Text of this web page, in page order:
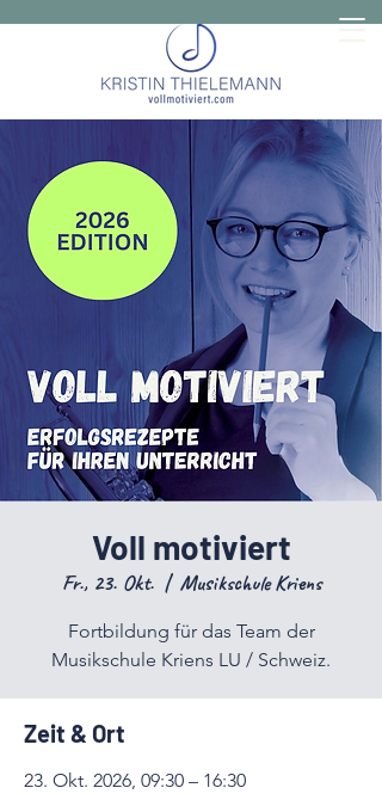
Voll motiviert
Fr., 23. Okt.
  |
Musikschule Kriens
Fortbildung für das Team der
Musikschule Kriens LU / Schweiz.
Zeit & Ort
23. Okt. 2026, 09:30 – 16:30